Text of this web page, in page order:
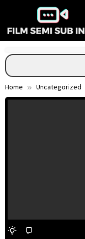
content
Home Uncategorized